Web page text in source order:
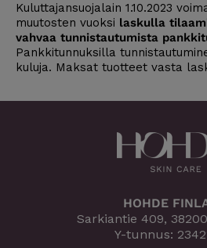
Kuluttajansuojalain 1.10.2023
muutosten vuoksi laskulla
vahvaa tunnistautumista
Pankkitunnuksilla
kuluja. Maksat tuotteet vasta
HOHDE
Sarkiantie 409,
Y-tunnus: